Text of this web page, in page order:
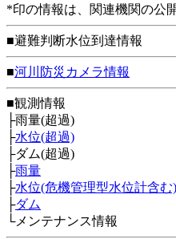
*印の情報は、関連機関の公
■避難判断水位到達情報
■河川防災カメラ情報
■観測情報
├雨量(超過)
├水位(超過)
├ダム(超過)
├雨量
├水位(危機管理型水位計含む)
├ダム
└メンテナンス情報